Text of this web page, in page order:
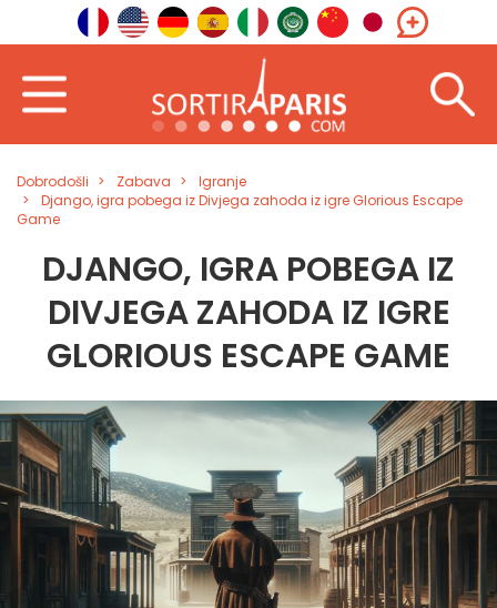
Dobrodošli Zabava
Igranje
Django, igra pobega iz Divjega zahoda iz igre Glorious Escape
Game
DJANGO, IGRA POBEGA IZ
DIVJEGA ZAHODA IZ IGRE
GLORIOUS ESCAPE GAME